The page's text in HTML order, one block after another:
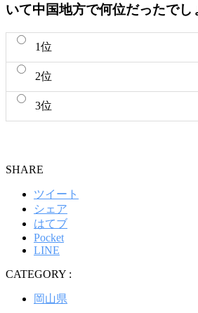
いて中国地方で何位だったでし
1位
2位
3位
SHARE
ツイート
シェア
はてブ
Pocket
LINE
CATEGORY :
岡山県